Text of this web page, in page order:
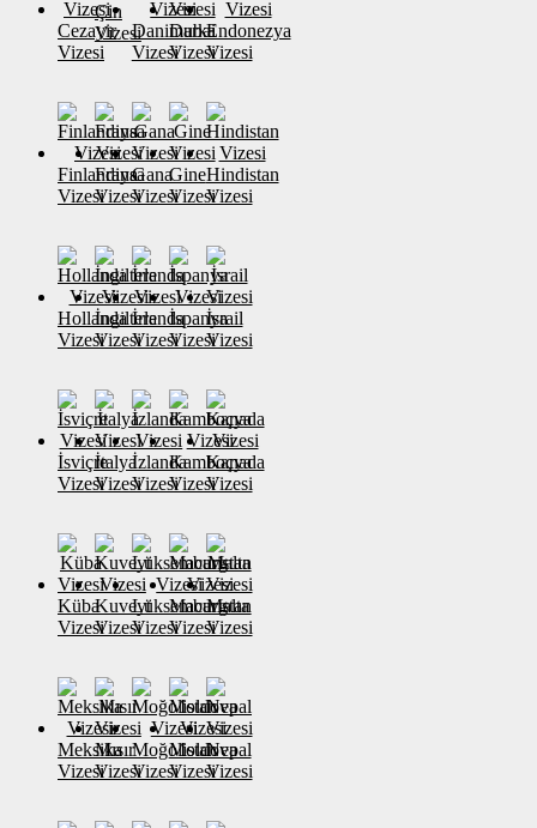
Cezayir
Vizesi
Çin
VizesiDanimarka
Vizesi
Dubai
Vizesi
Endonezya
Vizesi
Finlandiya
Vizesi
Fransa
Vizesi
Gana
Vizesi
Gine
Vizesi
Hindistan
Vizesi
Hollanda
Vizesi
İngiltere
Vizesi
İrlanda
Vizesi
İspanya
Vizesi
İsrail
Vizesi
İsviçre
Vizesi
İtalya
Vizesi
İzlanda
Vizesi
Kamboçya
Vizesi
Kanada
Vizesi
Küba
Vizesi
Kuveyt
Vizesi
Lüksemburg
Vizesi
Macaristan
Vizesi
Malta
Vizesi
Meksika
Vizesi
Mısır
Vizesi
Moğolistan
Vizesi
Moldova
Vizesi
Nepal
Vizesi